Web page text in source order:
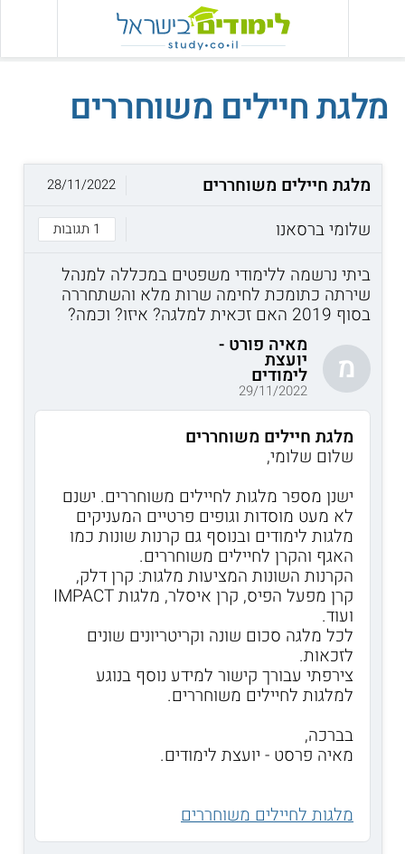
מלגת חיילים משוחררים
מלגת חיילים משוחררים
שלומי ברסאנו
1 תגובות
28/11/2022
ביתי נרשמה ללימודי משפטים במכללה למנהל
שירתה כתומכת לחימה שרות מלא והשתחררה
בסוף 2019 האם זכאית למלגה? איזו? וכמה?
מ
מאיה פורט -
יועצת
לימודים
29/11/2022
מלגת חיילים משוחררים
שלום שלומי,
ישנן מספר מלגות לחיילים משוחררים. ישנם
לא מעט מוסדות וגופים פרטיים המעניקים
מלגות לימודים ובנוסף גם קרנות שונות כמו
האגף והקרן לחיילים משוחררים.
הקרנות השונות המציעות מלגות: קרן דלק,
קרן מפעל הפיס, קרן איסלר, מלגות IMPACT
ועוד.
לכל מלגה סכום שונה וקריטריונים שונים
לזכאות.
צירפתי עבורך קישור למידע נוסף בנוגע
למלגות לחיילים משוחררים.
בברכה,
מאיה פרסט - יועצת לימודים.
מלגות לחיילים משוחררים